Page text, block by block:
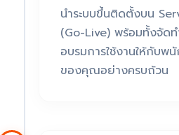
นำระบบขึ้นติดตั้งบน
(Go-Live) พร้อมทั้งจัด
อบรมการใช้งานให้กับพ
ของคุณอย่างครบถ้วน